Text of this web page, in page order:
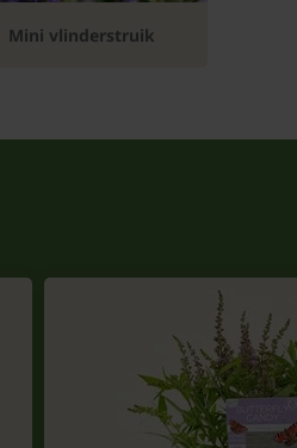
Mini vlinderstruik